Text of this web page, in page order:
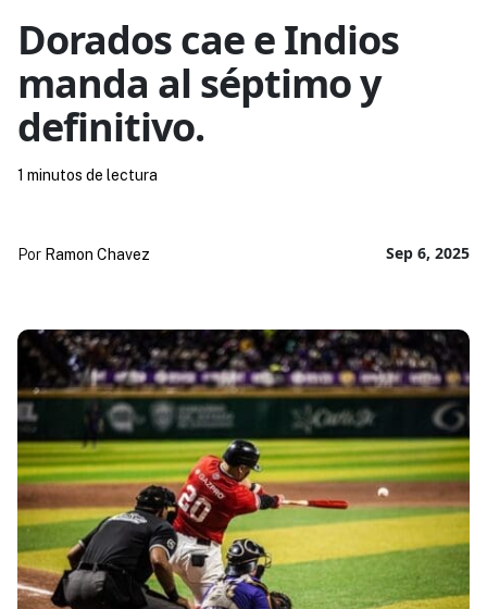
Dorados cae e Indios
manda al séptimo y
definitivo.
Sep 6, 2025
Por Ramon Chavez
1 minutos de lectura